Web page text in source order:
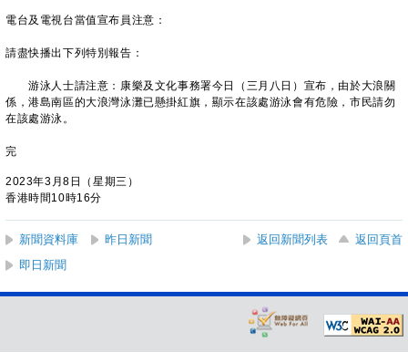
電台及電視台當值宣布員注意：
請盡快播出下列特別報告：
游泳人士請注意：康樂及文化事務署今日（三月八日）宣布，由於大浪關
係，港島南區的大浪灣泳灘已懸掛紅旗，顯示在該處游泳會有危險，市民請勿
在該處游泳。
完
2023年3月8日（星期三）
香港時間10時16分
新聞資料庫 昨日新聞 返回新聞列表
返回頁首
即日新聞